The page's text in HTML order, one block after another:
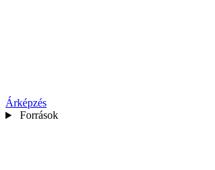
Árképzés
Források